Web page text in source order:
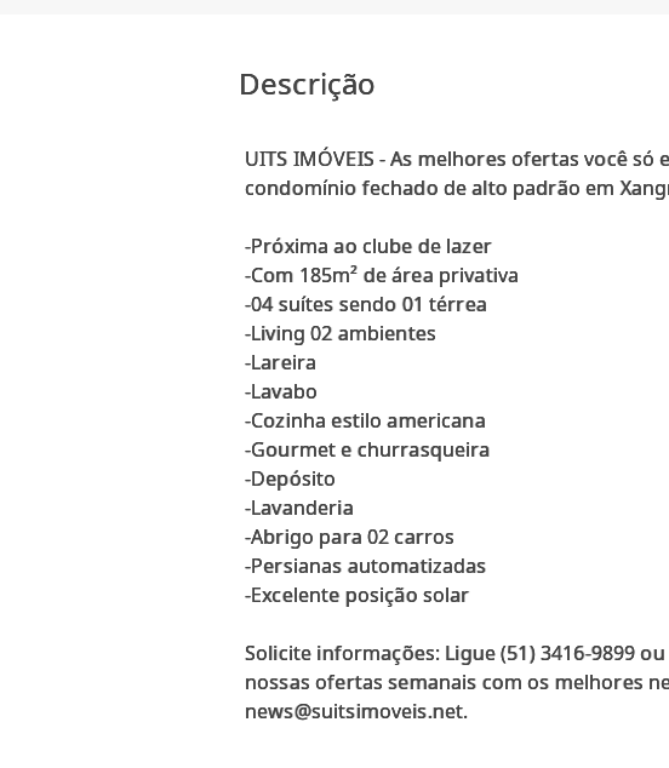
Descrição
UITS IMÓVEIS - As melhores ofertas você
condomínio fechado de alto padrão em
-Próxima ao clube de lazer
-Com 185m² de área privativa
-04 suítes sendo 01 térrea
-Living 02 ambientes
-Lareira
-Lavabo
-Cozinha estilo americana
-Gourmet e churrasqueira
-Depósito
-Lavanderia
-Abrigo para 02 carros
-Persianas automatizadas
-Excelente posição solar
Solicite informações: Ligue (51) 3416-9899
nossas ofertas semanais com os melhores